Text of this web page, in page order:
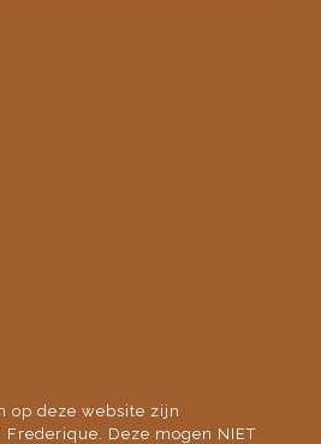
op deze website zijn
Deze mogen NIET